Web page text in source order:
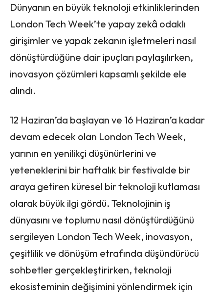
Dünyanın en büyük teknoloji etkinliklerinden
London Tech Week’te yapay zekâ odaklı
girişimler ve yapak zekanın işletmeleri nasıl
dönüştürdüğüne dair ipuçları paylaşılırken,
inovasyon çözümleri kapsamlı şekilde ele
alındı.
12 Haziran’da başlayan ve 16 Haziran’a kadar
devam edecek olan London Tech Week,
yarının en yenilikçi düşünürlerini ve
yeteneklerini bir haftalık bir festivalde bir
araya getiren küresel bir teknoloji kutlaması
olarak büyük ilgi gördü. Teknolojinin iş
dünyasını ve toplumu nasıl dönüştürdüğünü
sergileyen London Tech Week, inovasyon,
çeşitlilik ve dönüşüm etrafında düşündürücü
sohbetler gerçekleştirirken, teknoloji
ekosisteminin değişimini yönlendirmek için